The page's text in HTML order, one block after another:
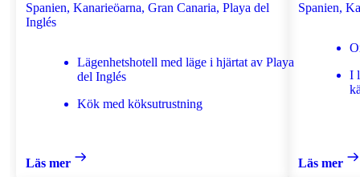
Spanien, Kanarieöarna, Gran Canaria, Playa del
Inglés
Lägenhetshotell med läge i hjärtat av Playa
del Inglés
Kök med köksutrustning
Läs mer
Spanien,
I
Läs mer